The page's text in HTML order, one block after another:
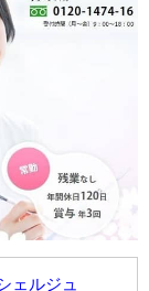
ェルジュ